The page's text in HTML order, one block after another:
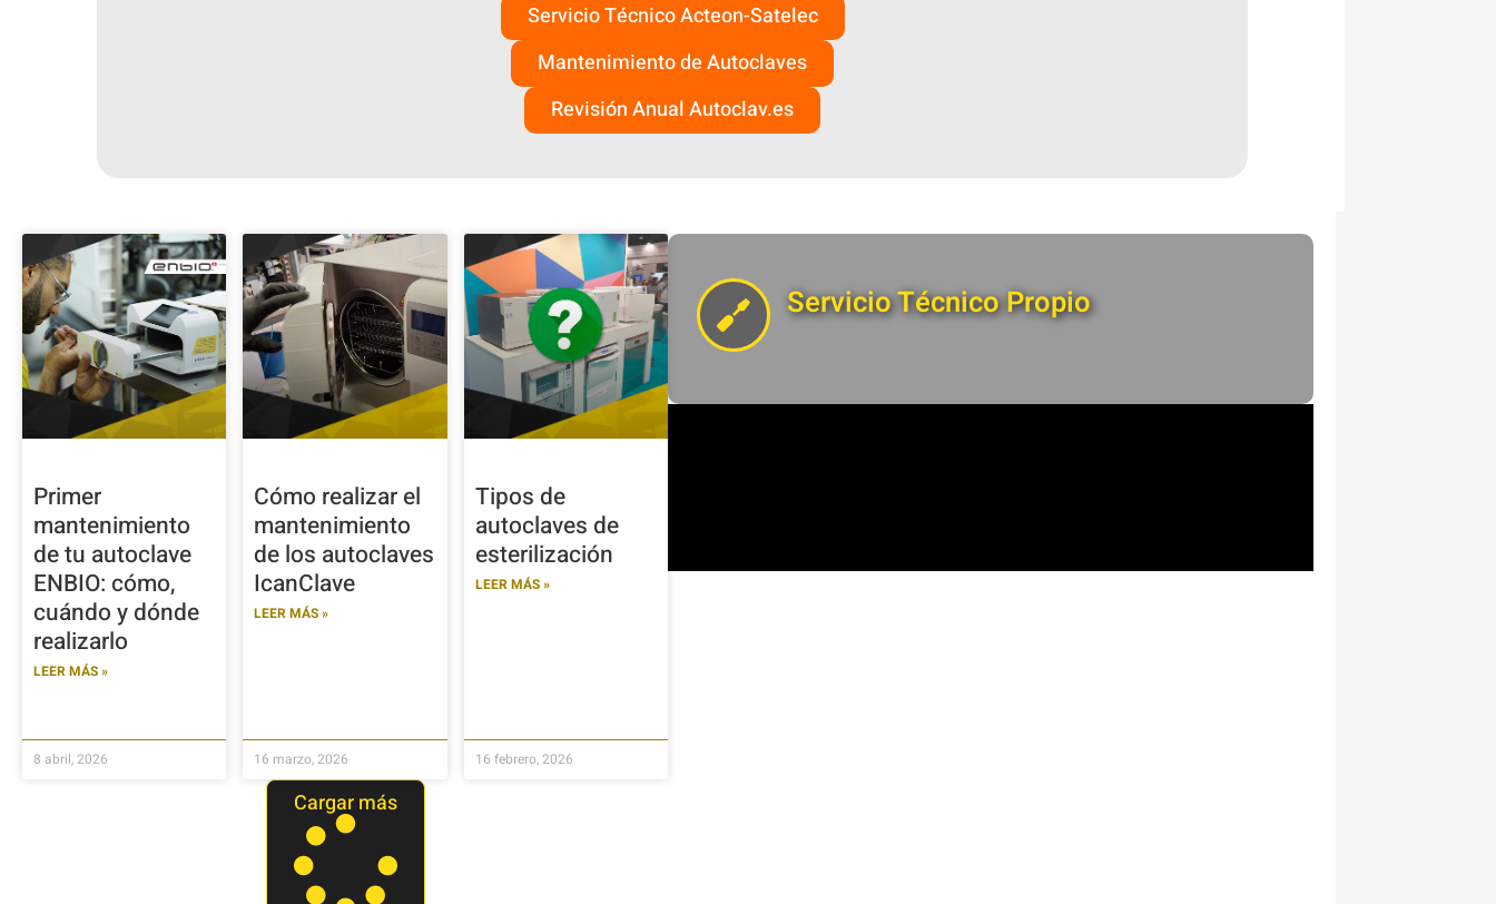
Servicio Técnico Acteon-Satelec
Mantenimiento de Autoclaves
Revisión Anual Autoclav.es
Primer
mantenimiento
de tu autoclave
ENBIO: cómo,
cuándo y dónde
realizarlo
LEER MÁS »
8 abril, 2026
Cómo realizar el
mantenimiento
de los autoclaves
IcanClave
LEER MÁS »
16 marzo, 2026
Tipos de
autoclaves de
esterilización
LEER MÁS »
16 febrero, 2026
Cargar más
Servicio Técnico Propio